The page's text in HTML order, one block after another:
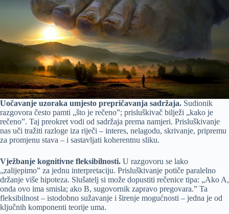
Uočavanje uzoraka umjesto prepričavanja sadržaja. Sudionik
razgovora često pamti „što je rečeno”; prisluškivač bilježi „kako je
rečeno”. Taj preokret vodi od sadržaja prema namjeri. Prisluškivanje
nas uči tražiti razloge iza riječi – interes, nelagodu, skrivanje, pripremu
za promjenu stava – i sastavljati koherentnu sliku.
Vježbanje kognitivne fleksibilnosti. U razgovoru se lako
„zalijepimo” za jednu interpretaciju. Prisluškivanje potiče paralelno
držanje više hipoteza. Slušatelj si može dopustiti rečenice tipa: „Ako A,
onda ovo ima smisla; ako B, sugovornik zapravo pregovara.” Ta
fleksibilnost – istodobno sužavanje i širenje mogućnosti – jedna je od
ključnih komponenti teorije uma.